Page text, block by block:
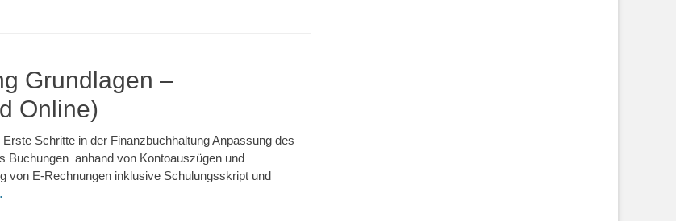
Grundlagen –
Online)
Schritte in der Finanzbuchhaltung Anpassung des
Buchungen anhand von Kontoauszügen und
von E-Rechnungen inklusive Schulungsskript und